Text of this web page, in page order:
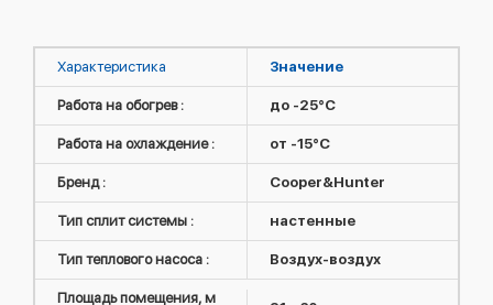
Характеристика Значение
Работа на обогрев : до -25°C
Работа на охлаждение : от -15°C
Бренд : Cooper&Hunter
Тип сплит системы : настенные
Тип теплового насоса : Воздух-воздух
Площадь помещения, м